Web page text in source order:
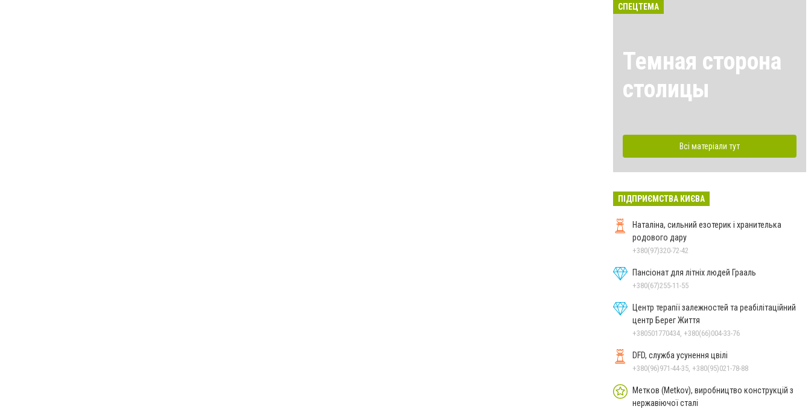
СПЕЦТЕМА
Темная сторона
столицы
Всі матеріали тут
ПІДПРИЄМСТВА КИЄВА
Наталіна, сильний езотерик і хранителька
родового дару
+380(97)320-72-42
Пансіонат для літніх людей Грааль
+380(67)255-11-55
Центр терапії залежностей та реабілітаційний
центр Берег Життя
+380501770434, +380(66)004-33-76
DFD, служба усунення цвілі
+380(96)971-44-35, +380(95)021-78-88
Метков (Metkov), виробництво конструкцій з
нержавіючої сталі